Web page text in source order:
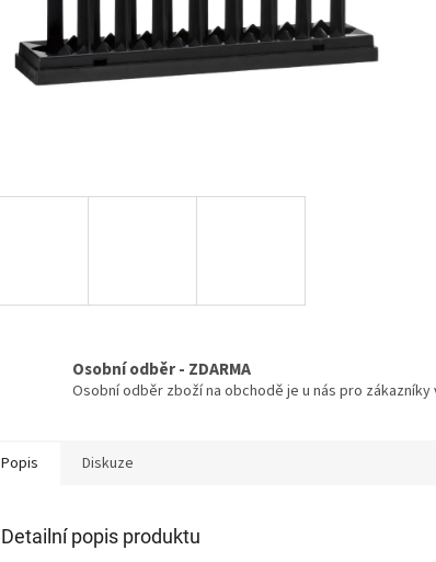
Osobní odběr - ZDARMA
Osobní odběr zboží na obchodě je u nás pro zákazníky
Popis Diskuze
Detailní popis produktu